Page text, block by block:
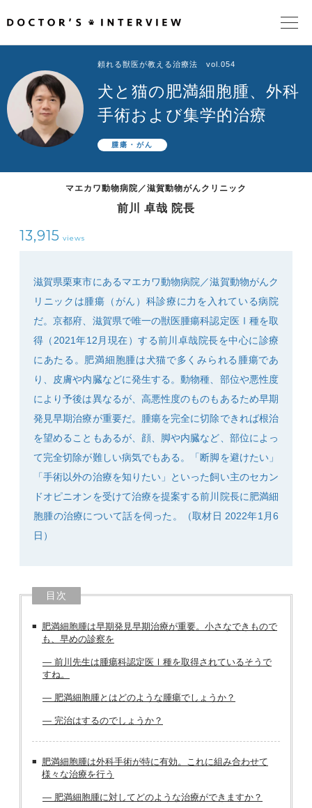
頼れるドクターが教える治療法
街の頼れるドクターたち
インタビューを検索
SEARCH
頼れる獣医が教える治療法 vol.054
犬と猫の肥満細胞腫、外科
手術および集学的治療
腫瘍・がん
マエカワ動物病院／滋賀動物がんクリニック
前川 卓哉 院長
13,915 views
滋賀県栗東市にあるマエカワ動物病院／滋賀動物がんク
リニックは腫瘍（がん）科診療に力を入れている病院
だ。京都府、滋賀県で唯一の獣医腫瘍科認定医Ⅰ種を取
得（2021年12月現在）する前川卓哉院長を中心に診療
にあたる。肥満細胞腫は犬猫で多くみられる腫瘍であ
り、皮膚や内臓などに発生する。動物種、部位や悪性度
により予後は異なるが、高悪性度のものもあるため早期
発見早期治療が重要だ。腫瘍を完全に切除できれば根治
を望めることもあるが、顔、脚や内臓など、部位によっ
て完全切除が難しい病気でもある。「断脚を避けたい」
「手術以外の治療を知りたい」といった飼い主のセカン
ドオピニオンを受けて治療を提案する前川院長に肥満細
胞腫の治療について話を伺った。（取材日 2022年1月6
日）
目次
肥満細胞腫は早期発見早期治療が重要。小さなできもので
も、早めの診察を
― 前川先生は腫瘍科認定医Ⅰ種を取得されているそうで
すね。
― 肥満細胞腫とはどのような腫瘍でしょうか？
― 完治はするのでしょうか？
肥満細胞腫は外科手術が特に有効。これに組み合わせて
様々な治療を行う
― 肥満細胞腫に対してどのような治療ができますか？